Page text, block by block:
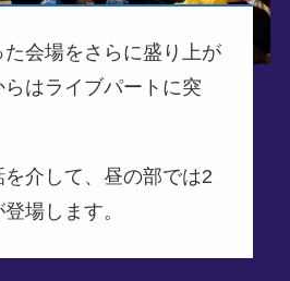
会場をさらに盛り上が
はライブパートに突
介して、昼の部では2
場します。